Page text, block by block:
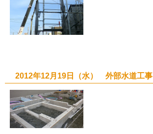
2012年12月19日（水） 外部水道工事